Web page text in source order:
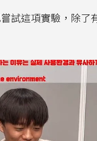
試這項實驗，除了